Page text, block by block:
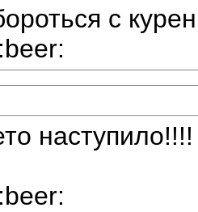
с
наступило!!!!